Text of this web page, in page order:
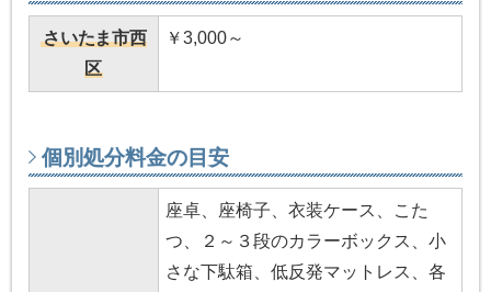
さいたま市西
区
￥3,000～
個別処分料金の目安
座卓、座椅子、衣装ケース、こた
つ、２～３段のカラーボックス、小
さな下駄箱、低反発マットレス、各